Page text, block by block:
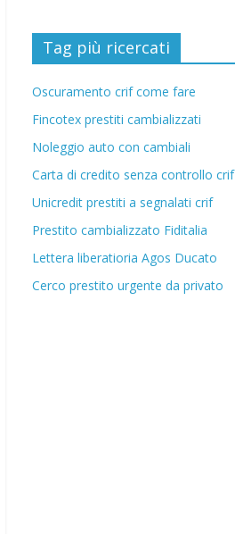
Tag più ricercati
Oscuramento crif come fare
Fincotex prestiti cambializzati
Noleggio auto con cambiali
Carta di credito senza controllo crif
Unicredit prestiti a segnalati crif
Prestito cambializzato Fiditalia
Lettera liberatioria Agos Ducato
Cerco prestito urgente da privato